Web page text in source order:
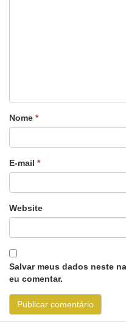
Nome *
E-mail *
Website
Salvar meus dados neste
eu comentar.